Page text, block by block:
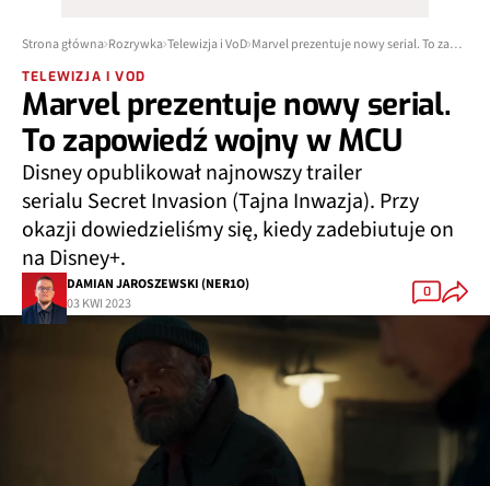
Strona główna Rozrywka Telewizja i VoD Marvel prezentuje nowy serial. To zapowiedź wojny w MCU
TELEWIZJA I VOD
Marvel prezentuje nowy serial.
To zapowiedź wojny w MCU
Disney opublikował najnowszy trailer
serialu Secret Invasion (Tajna Inwazja). Przy
okazji dowiedzieliśmy się, kiedy zadebiutuje on
na Disney+.
DAMIAN JAROSZEWSKI (NER1O)
03 KWI 2023
0